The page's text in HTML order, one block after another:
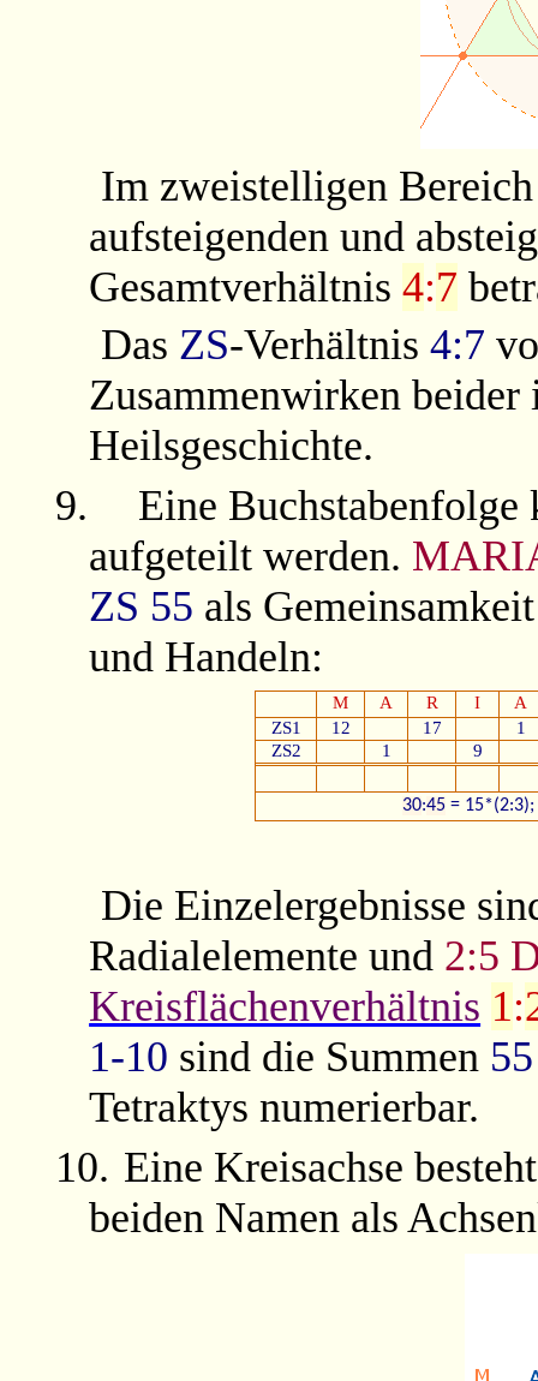
Im zweistelligen
aufsteigenden und
Gesamtverhältnis4:7
Das ZS-Verhältnis 4:7
Zusammenwirken
Heilsgeschichte.
9.
Eine Buchstabenfolge
aufgeteilt werden.
ZS 55 als
und Handeln:
M A R I
A
ZS1
12 17
1
ZS2
1 9
30:45 =
Die Einzelergebnisse
Radialelemente und 2:5
Kreisflächenverhältnis 1:
1-10 sind die Summen 55
Tetraktys numerierbar.
10. Eine Kreisachse
beiden Namen als